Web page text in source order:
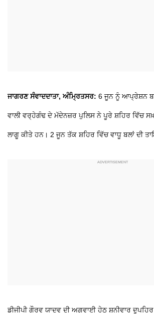
ਜਾਗਰਣ ਸੰਵਾਦਦਾਤਾ, ਅੰਮ੍ਰਿਤਸਰ: 6 ਜੂਨ ਨੂੰ ਆਪ੍ਰੇਸ਼ਨ
ਵਾਲੀ ਵਰ੍ਹੇਗੰਢ ਦੇ ਮੱਦੇਨਜ਼ਰ ਪੁਲਿਸ ਨੇ ਪੂਰੇ ਸ਼ਹਿਰ ਵਿੱਚ
ਲਾਗੂ ਕੀਤੇ ਹਨ। 2 ਜੂਨ ਤੱਕ ਸ਼ਹਿਰ ਵਿੱਚ ਵਾਧੂ ਬਲਾਂ ਦੀ
ਡੀਜੀਪੀ ਗੌਰਵ ਯਾਦਵ ਦੀ ਅਗਵਾਈ ਹੇਠ ਸ਼ਨੀਵਾਰ